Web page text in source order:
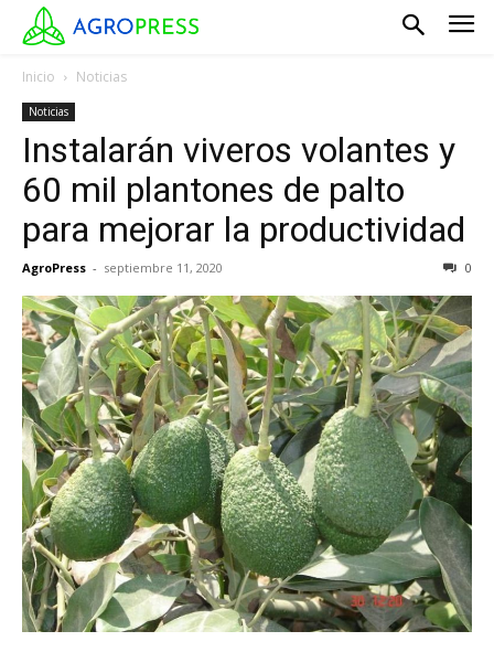
Inicio Noticias
Noticias
Instalarán viveros volantes y
60 mil plantones de palto
para mejorar la productividad
AgroPress - septiembre 11, 2020 0